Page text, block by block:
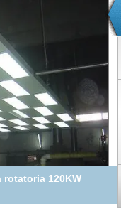
del gas de la